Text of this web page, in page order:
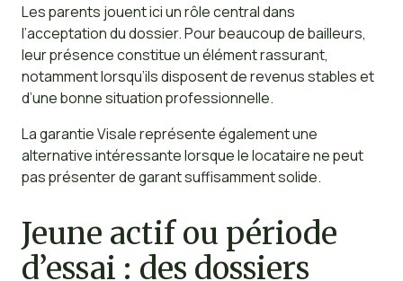
Les parents jouent ici un rôle central dans
l’acceptation du dossier. Pour beaucoup de bailleurs,
leur présence constitue un élément rassurant,
notamment lorsqu’ils disposent de revenus stables et
d’une bonne situation professionnelle.
La garantie Visale représente également une
alternative intéressante lorsque le locataire ne peut
pas présenter de garant suffisamment solide.
Jeune actif ou période
d’essai : des dossiers